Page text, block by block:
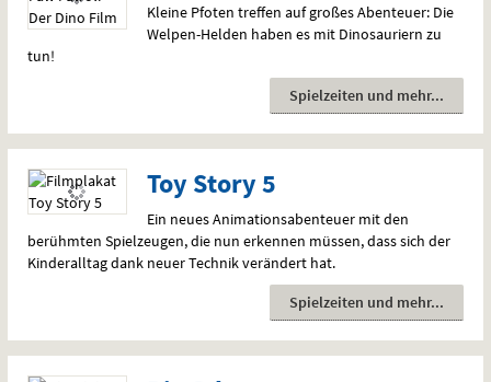
Kleine Pfoten treffen auf großes Abenteuer: Die
Welpen-Helden haben es mit Dinosauriern zu
tun!
Spielzeiten und mehr
Toy Story 5
Ein neues Animationsabenteuer mit den
berühmten Spielzeugen, die nun erkennen müssen, dass sich der
Kinderalltag dank neuer Technik verändert hat.
Spielzeiten und mehr